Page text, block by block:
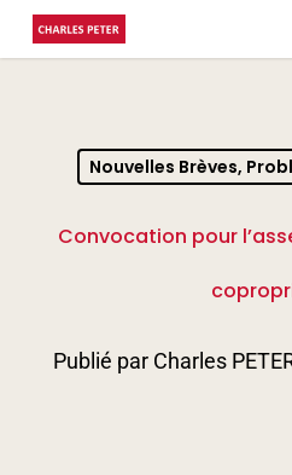
Skip
to
Nouvelles Brèves,
Convocation pour
Publié par Charles